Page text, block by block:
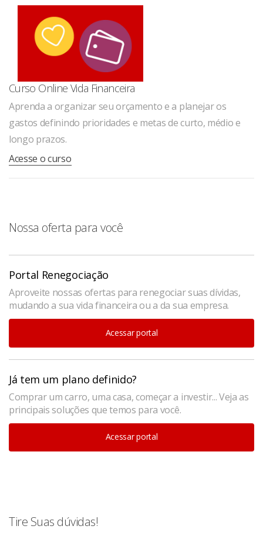
Curso Online Vida Financeira
Aprenda a organizar seu orçamento e a planejar os
gastos definindo prioridades e metas de curto, médio e
longo prazos.
Acesse o curso
Nossa oferta para você
Portal Renegociação
Aproveite nossas ofertas para renegociar suas dívidas,
mudando a sua vida financeira ou a da sua empresa.
Acessar portal
Já tem um plano definido?
Comprar um carro, uma casa, começar a investir... Veja as
principais soluções que temos para você.
Acessar portal
Tire Suas dúvidas!